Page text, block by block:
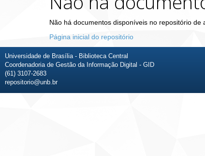
Não há documentos disponíveis no repositório de
Página inicial do repositório
Universidade de Brasília - Biblioteca Central
Coordenadoria de Gestão da Informação Digital - GID
(61) 3107-2683
repositorio@unb.br